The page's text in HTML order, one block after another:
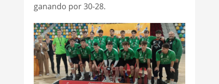
ganando por 30-28.